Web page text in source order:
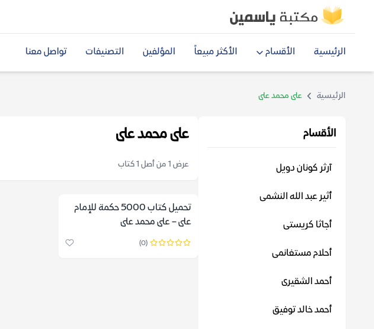
الرئيسية الأقسام الأكثر مبيعاً المؤلفين التصنيفات تواصل معنا
الرئيسية على محمد على
الأقسام
آرثر كونان دويل
أثير عبد الله النشمى
أجاثا كريستى
أحلام مستغانمى
أحمد الشقيرى
أحمد خالد توفيق
على محمد على
عرض 1 من أصل 1 كتاب
تحميل كتاب 5000 حكمة للإمام
على – على محمد على
(0)